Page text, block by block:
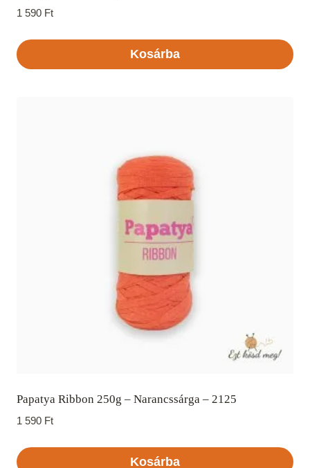
1 590 Ft
Kosárba
Papatya Ribbon 250g – Narancssárga – 2125
1 590 Ft
Kosárba